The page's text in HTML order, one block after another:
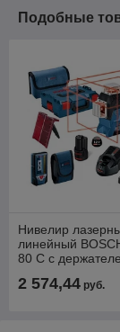
Подобные
Нивелир
линейный
80 C с
лазерным
чем. (проекция: 3
2 574,44 руб.